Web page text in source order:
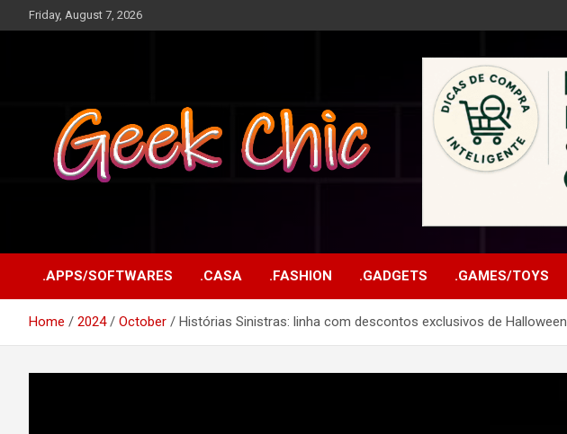
to
Friday, August 7, 2026
.APPS/SOFTWARES .CASA .FASHION .GADGETS .GAMES/TOYS
Home 2024 October Histórias Sinistras: linha com descontos exclusivos de Halloween